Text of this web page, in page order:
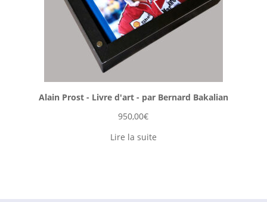
Alain Prost - Livre d'art - par Bernard Bakalian
950,00€
Lire la suite